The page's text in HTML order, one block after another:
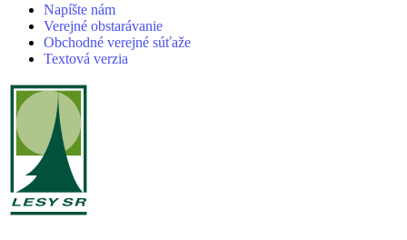
Napíšte nám
Verejné obstarávanie
Obchodné verejné súťaže
Textová verzia